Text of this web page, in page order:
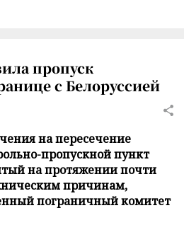
пропуск
с Белоруссией
на пересечение
пропускной пункт
на протяжении почти
причинам,
пограничный комитет